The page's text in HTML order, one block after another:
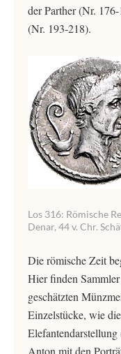
der Parther (Nr.
(Nr. 193-218).
Los 316: Römische
Denar, 44 v. Chr.
Die römische Zeit
Hier finden
geschätzten
Einzelstücke, wie
Anton mit den